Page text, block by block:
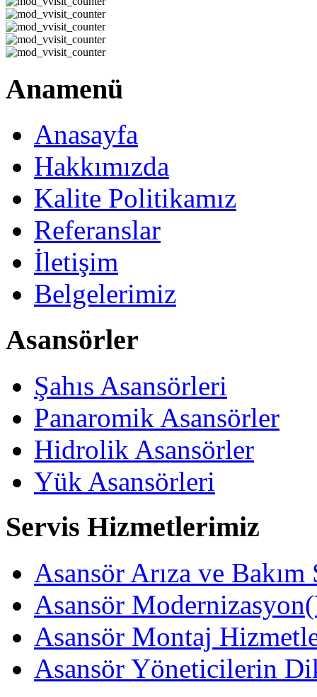
Anamenü
Anasayfa
Hakkımızda
Kalite Politikamız
Referanslar
İletişim
Belgelerimiz
Asansörler
Şahıs Asansörleri
Panaromik Asansörler
Hidrolik Asansörler
Yük Asansörleri
Servis Hizmetlerimiz
Asansör Arıza ve Bakım
Asansör
Asansör Montaj
Asansör Yöneticilerin